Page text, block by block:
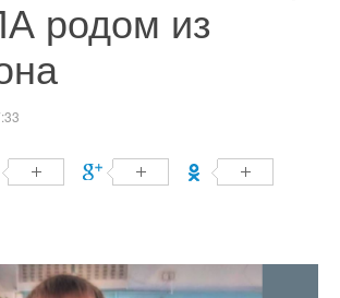
родом из